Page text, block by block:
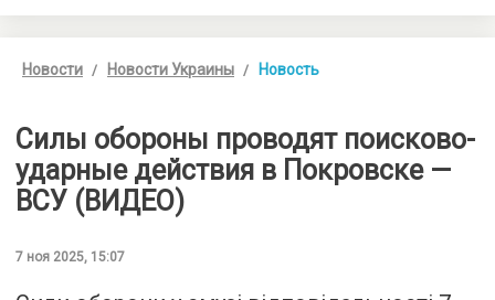
Новости Новости Украины Новость
Силы обороны проводят поисково-
ударные действия в Покровске —
ВСУ (ВИДЕО)
7 ноя 2025, 15:07